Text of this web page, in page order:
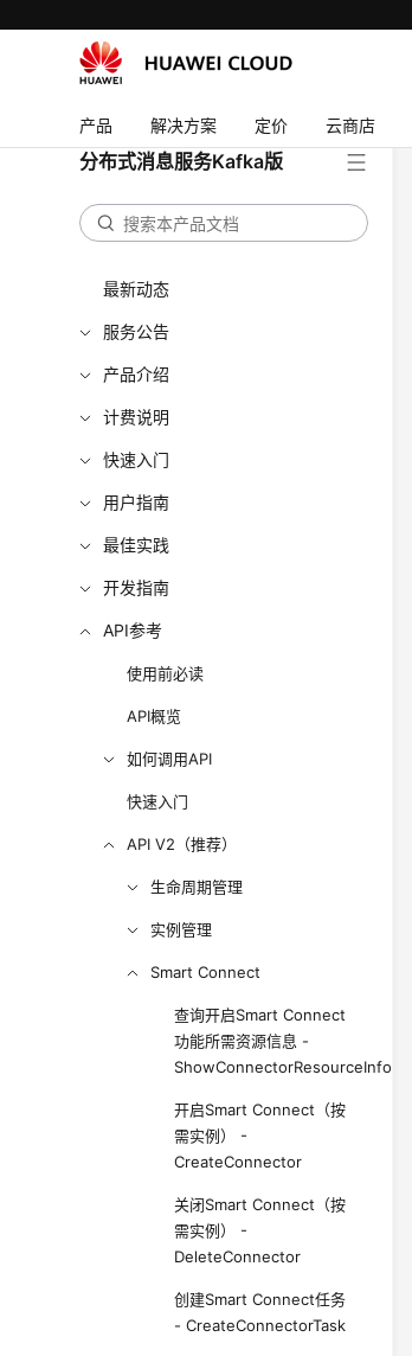
产品 解决方案 定价 云商店
分布式消息服务Kafka版
最新动态
服务公告
产品介绍
计费说明
快速入门
用户指南
最佳实践
开发指南
API参考
使用前必读
API概览
如何调用API
快速入门
API V2（推荐）
生命周期管理
实例管理
Smart Connect
查询开启Smart Connect
功能所需资源信息 -
ShowConnectorResourceInfo
开启Smart Connect（按
需实例） -
CreateConnector
关闭Smart Connect（按
需实例） -
DeleteConnector
创建Smart Connect任务
- CreateConnectorTask